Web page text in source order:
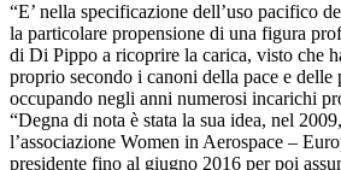
“E’ nella specificazione dell’uso pacifico
la particolare propensione di una figura
di Di Pippo a ricoprire la carica, visto che
proprio secondo i canoni della pace e delle
occupando negli anni numerosi incarichi
“Degna di nota è stata la sua idea, nel
l’associazione Women in Aerospace –
presidente fino al giugno 2016 per poi